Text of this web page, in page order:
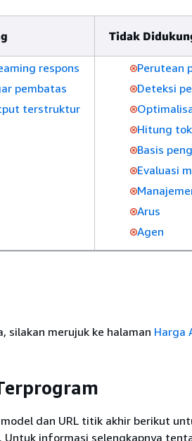
Tidak
respons
pembatas
terstruktur
Perutean
Deteksi
Hitung
Basis
Evaluasi
Arus
Agen
silakan merujuk ke halaman Harga
model dan URL titik akhir berikut
Untuk informasi selengkapnya